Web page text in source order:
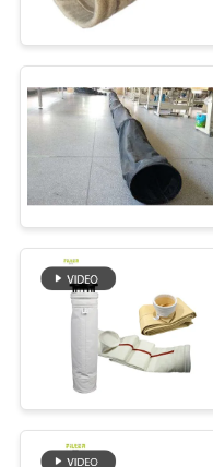
PRIVACIDAD
Bolsa
PTFE
Bolsas
casa